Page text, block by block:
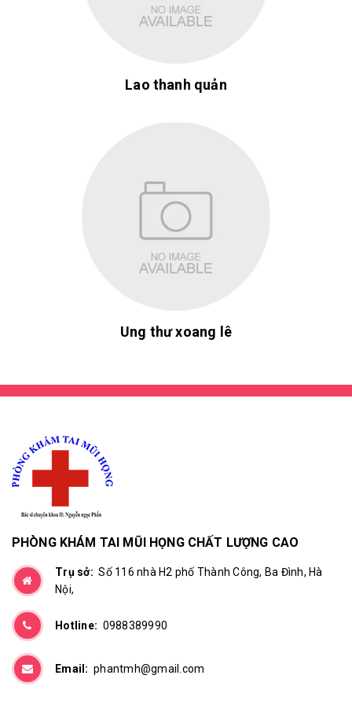
Lao thanh quản
Ung thư xoang lê
PHÒNG KHÁM TAI MŨI HỌNG CHẤT LƯỢNG CAO
Trụ sở:Số 116 nhà H2 phố Thành Công, Ba Đình, Hà
Nội,
Hotline: 0988389990
Email: phantmh@gmail.com